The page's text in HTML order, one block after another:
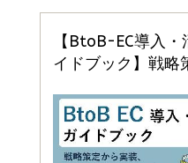
ドリルを売る
￥1,815
Brand Shift(
る時代の成
￥2,420
￥1,100
anan(アン
年後半、あな
￥880
ママ投資家
￥1,870
経営メモ 16
￥2,750
影響力の武器
￥3,190